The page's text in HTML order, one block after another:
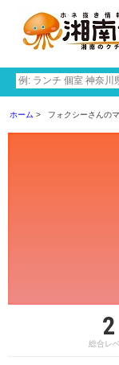
ホーム フォクシーさんの
2
総合レ